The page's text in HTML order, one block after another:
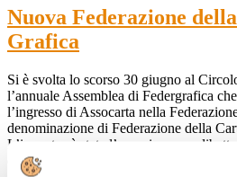
Nuova Federazione
Grafica
Si è svolta lo scorso 30 giugno al
l’annuale Assemblea di Federgrafica
l’ingresso di Assocarta nella
denominazione di Federazione della
L’incontro è stata l’occasione per
del settore e sull’esigenza di puntare